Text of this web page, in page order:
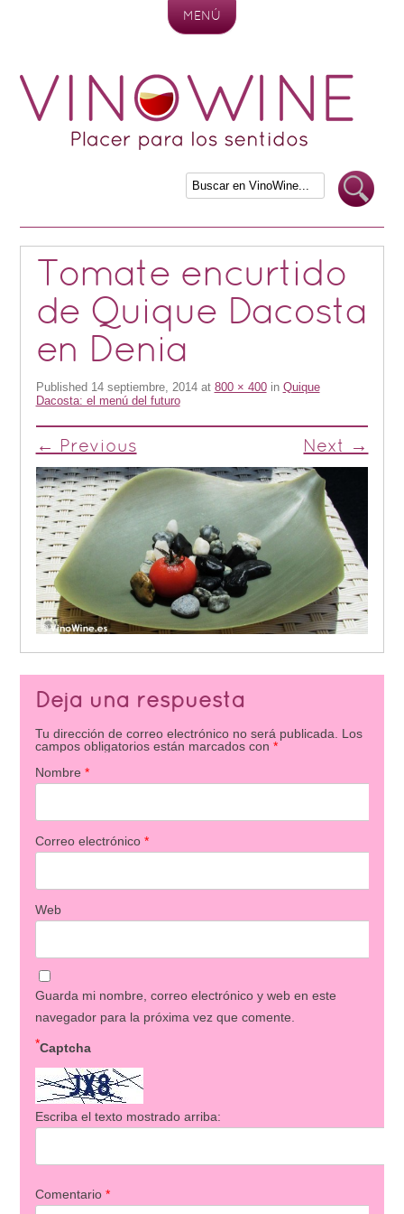
MENÚ
Tomate encurtido
de Quique Dacosta
en Denia
Published 14 septiembre, 2014at 800 × 400in Quique
Dacosta: el menú del futuro
← Previous Next →
Deja una respuesta
Tu dirección de correo electrónico no será publicada.
Los
campos obligatorios están marcados con *
Nombre *
Correo electrónico *
Web
Guarda mi nombre, correo electrónico y web en este
navegador para la próxima vez que comente.
Captcha
*
Escriba el texto mostrado arriba:
Comentario *